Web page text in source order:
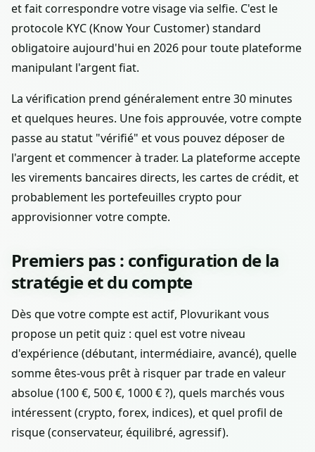
et fait correspondre votre visage via selfie. C'est le
protocole KYC (Know Your Customer) standard
obligatoire aujourd'hui en 2026 pour toute plateforme
manipulant l'argent fiat.
La vérification prend généralement entre 30 minutes
et quelques heures. Une fois approuvée, votre compte
passe au statut "vérifié" et vous pouvez déposer de
l'argent et commencer à trader. La plateforme accepte
les virements bancaires directs, les cartes de crédit, et
probablement les portefeuilles crypto pour
approvisionner votre compte.
Premiers pas : configuration de la
stratégie et du compte
Dès que votre compte est actif, Plovurikant vous
propose un petit quiz : quel est votre niveau
d'expérience (débutant, intermédiaire, avancé), quelle
somme êtes-vous prêt à risquer par trade en valeur
absolue (100 €, 500 €, 1000 € ?), quels marchés vous
intéressent (crypto, forex, indices), et quel profil de
risque (conservateur, équilibré, agressif).